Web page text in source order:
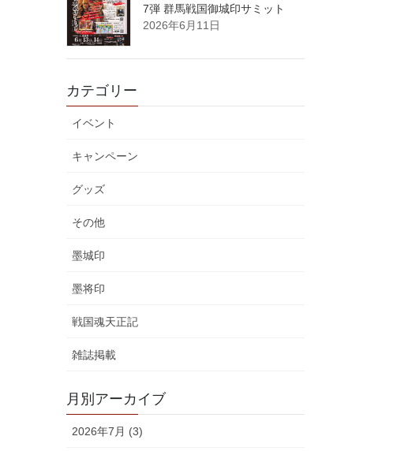
7弾 群馬戦国御城印サミット
2026年6月11日
カテゴリー
イベント
キャンペーン
グッズ
その他
墨城印
墨将印
戦国魂天正記
雑誌掲載
月別アーカイブ
2026年7月 (3)